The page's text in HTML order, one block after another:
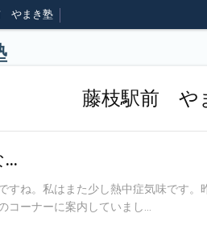
やまき塾
藤枝駅前 や
…
すね。私はまた少し熱中症気味です。
ーナーに案内していまし...